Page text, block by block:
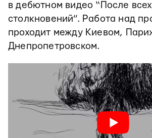
в дебютном видео “После всех
столкновений”. Работа над
проходит между Киевом,
Днепропетровском.